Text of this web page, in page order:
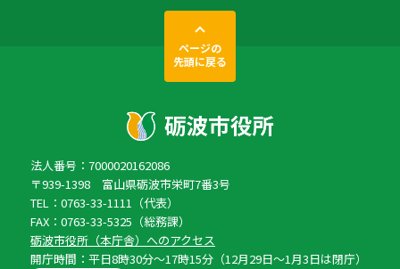
ページの
先頭に戻る
法人番号：7000020162086
〒939-1398 富山県砺波市栄町7番3号
TEL：0763-33-1111（代表）
FAX：0763-33-5325（総務課）
砺波市役所（本庁舎）へのアクセス
開庁時間：平日8時30分〜17時15分（12月29日〜1月3日は閉庁）